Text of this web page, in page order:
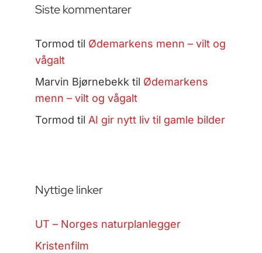
Siste kommentarer
Tormod til Ødemarkens menn – vilt og
vågalt
Marvin Bjørnebekktil Ødemarkens
menn – vilt og vågalt
Tormod til AI gir nytt liv til gamle bilder
Nyttige linker
UT – Norges naturplanlegger
Kristenfilm